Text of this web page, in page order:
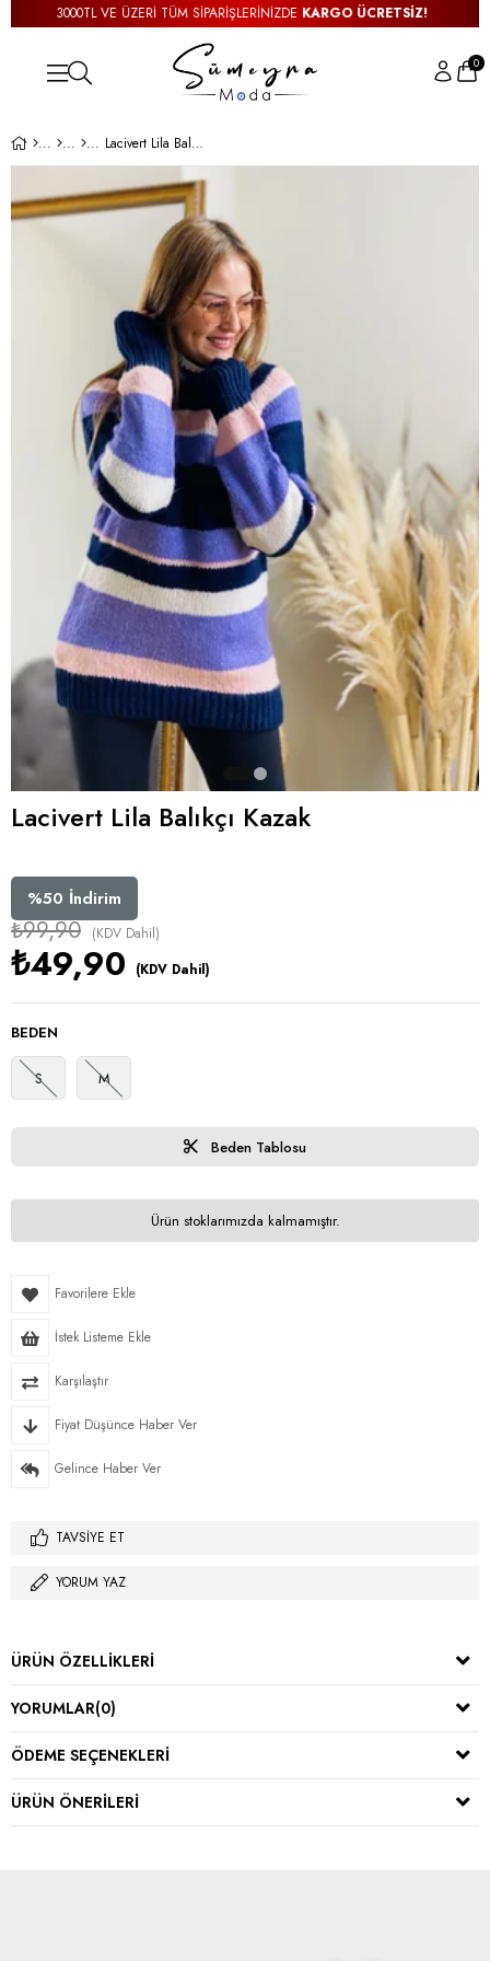
3000TL VE ÜZERİ TÜM SİPARİŞLERİNİZDEKARGO ÜCRETSİZ!
0
Lacivert Lila Balıkçı Kazak
Lacivert Lila Balıkçı Kazak
%50 İndirim
₺99,90 (KDV Dahil)
₺49,90 (KDV Dahil)
BEDEN
S M
Beden Tablosu
Ürün stoklarımızda kalmamıştır.
Favorilere Ekle
İstek Listeme Ekle
Karşılaştır
Fiyat Düşünce Haber Ver
Gelince Haber Ver
TAVSIYE ET
YORUM YAZ
ÜRÜN ÖZELLIKLERI
YORUMLAR(0)
ÖDEME SEÇENEKLERI
ÜRÜN ÖNERILERI